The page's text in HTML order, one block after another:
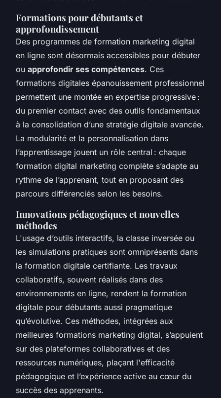
Formations pour débutants et
approfondissement
Des programmes de formation marketing digital
en ligne sont désormais accessibles pour débuter
ou approfondir ses compétences. Ces
formations digitales épanouissement professionnel
permettent une montée en expertise progressive :
du premier contact avec des outils fondamentaux
à la consolidation d’une stratégie digitale avancée.
La modularité et la personnalisation dans
l’apprentissage jouent un rôle central : chaque
formation digital marketing complète s’adapte au
rythme de l’apprenant, tout en proposant des
parcours différenciés selon les besoins.
Innovations pédagogiques et nouvelles
méthodes
L'usage d’outils interactifs, la classe inversée ou
les simulations pratiques sont omniprésents dans
la formation digitale certifiante. Les travaux
collaboratifs, souvent réalisés dans des
environnements en ligne, rendent la formation
digitale pour débutants aussi pragmatique
qu’évolutive. Ces méthodes, intégrées aux
meilleures formations marketing digital, s’appuient
sur des plateformes collaboratives et des
ressources numériques, plaçant l'efficacité
pédagogique et l’expérience active au cœur du
succès des apprenants.